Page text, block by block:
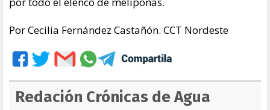
Por Cecilia Fernández Castañón. CCT Nordeste
Redación Crónicas de Agua